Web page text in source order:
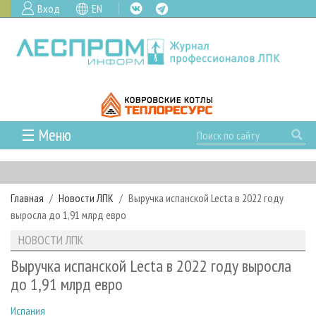
Вход EN
☰ Меню
ГЛАВНАЯ
РУБРИКИ И ТЕМЫ
РУБРИКИ ЖУРНАЛА
ЛЕСОЗАГОТОВКА
ЛЕСОПИЛЕНИЕ
НОВОСТИ
НОВОСТИ ЛПК
НОВОСТИ ЖУРНАЛА
ПРОЕКТЫ ЛПИ
АНАЛИТИКА
ПРЕДПРИЯТИЯ ЛПК
АРХИВ ЖУРНАЛОВ
О ЖУРНАЛЕ
РЕКЛАМОДАТЕЛЯМ
Главная Новости ЛПК
Выручка испанской Lecta в 2022 году
выросла до 1,91 млрд евро
НОВОСТИ ЛПК
Выручка испанской Lecta в 2022 году выросла
до 1,91 млрд евро
Испания